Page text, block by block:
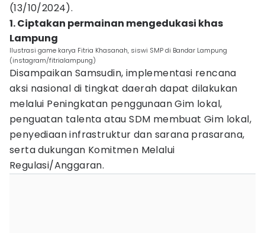
(13/10/2024).
1. Ciptakan permainan mengedukasi khas
Lampung
Ilustrasi game karya Fitria Khasanah, siswi SMP di Bandar Lampung
(instagram/fitrialampung)
Disampaikan Samsudin, implementasi rencana
aksi nasional di tingkat daerah dapat dilakukan
melalui Peningkatan penggunaan Gim lokal,
penguatan talenta atau SDM membuat Gim lokal,
penyediaan infrastruktur dan sarana prasarana,
serta dukungan Komitmen Melalui
Regulasi/Anggaran.